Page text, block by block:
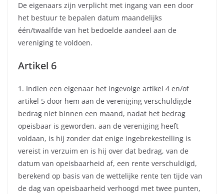
De eigenaars zijn verplicht met ingang van een door
het bestuur te bepalen datum maandelijks
één/twaalfde van het bedoelde aandeel aan de
vereniging te voldoen.
Artikel 6
1. Indien een eigenaar het ingevolge artikel 4 en/of
artikel 5 door hem aan de vereniging verschuldigde
bedrag niet binnen een maand, nadat het bedrag
opeisbaar is geworden, aan de vereniging heeft
voldaan, is hij zonder dat enige ingebrekestelling is
vereist in verzuim en is hij over dat bedrag, van de
datum van opeisbaarheid af, een rente verschuldigd,
berekend op basis van de wettelijke rente ten tijde van
de dag van opeisbaarheid verhoogd met twee punten,